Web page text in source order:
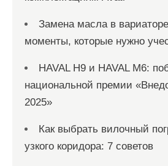
Замена масла в
моменты, которые нужно
HAVAL H9 и HAVAL M6:
национальной премии
2025»
Как выбрать вилочный
узкого коридора: 7 советов